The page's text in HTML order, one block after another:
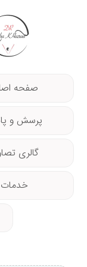
صفحه
پرسش و
گالری
خدمات